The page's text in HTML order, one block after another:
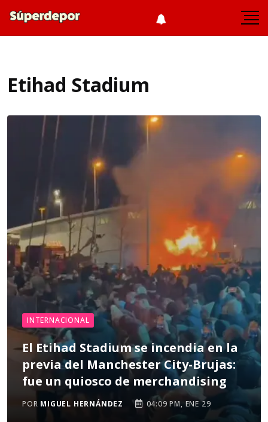
Etihad Stadium
INTERNACIONAL
El Etihad Stadium se incendia en la
previa del Manchester City-Brujas:
fue un quiosco de merchandising
POR MIGUEL HERNÁNDEZ 04:09 PM, ENE 29